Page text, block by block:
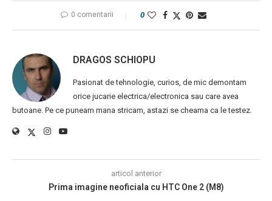
0 comentarii 0
DRAGOS SCHIOPU
Pasionat de tehnologie, curios, de mic demontam
orice jucarie electrica/electronica sau care avea
butoane. Pe ce puneam mana stricam, astazi se cheama ca le testez.
articol anterior
Prima imagine neoficiala cu HTC One 2 (M8)